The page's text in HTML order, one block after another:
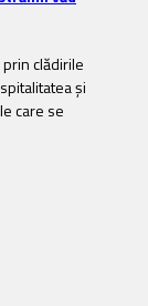
clădirile
și
care se